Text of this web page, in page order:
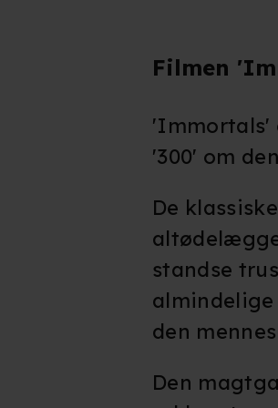
Filmen
'Immortals'
'300' om
De
standse
den
Den